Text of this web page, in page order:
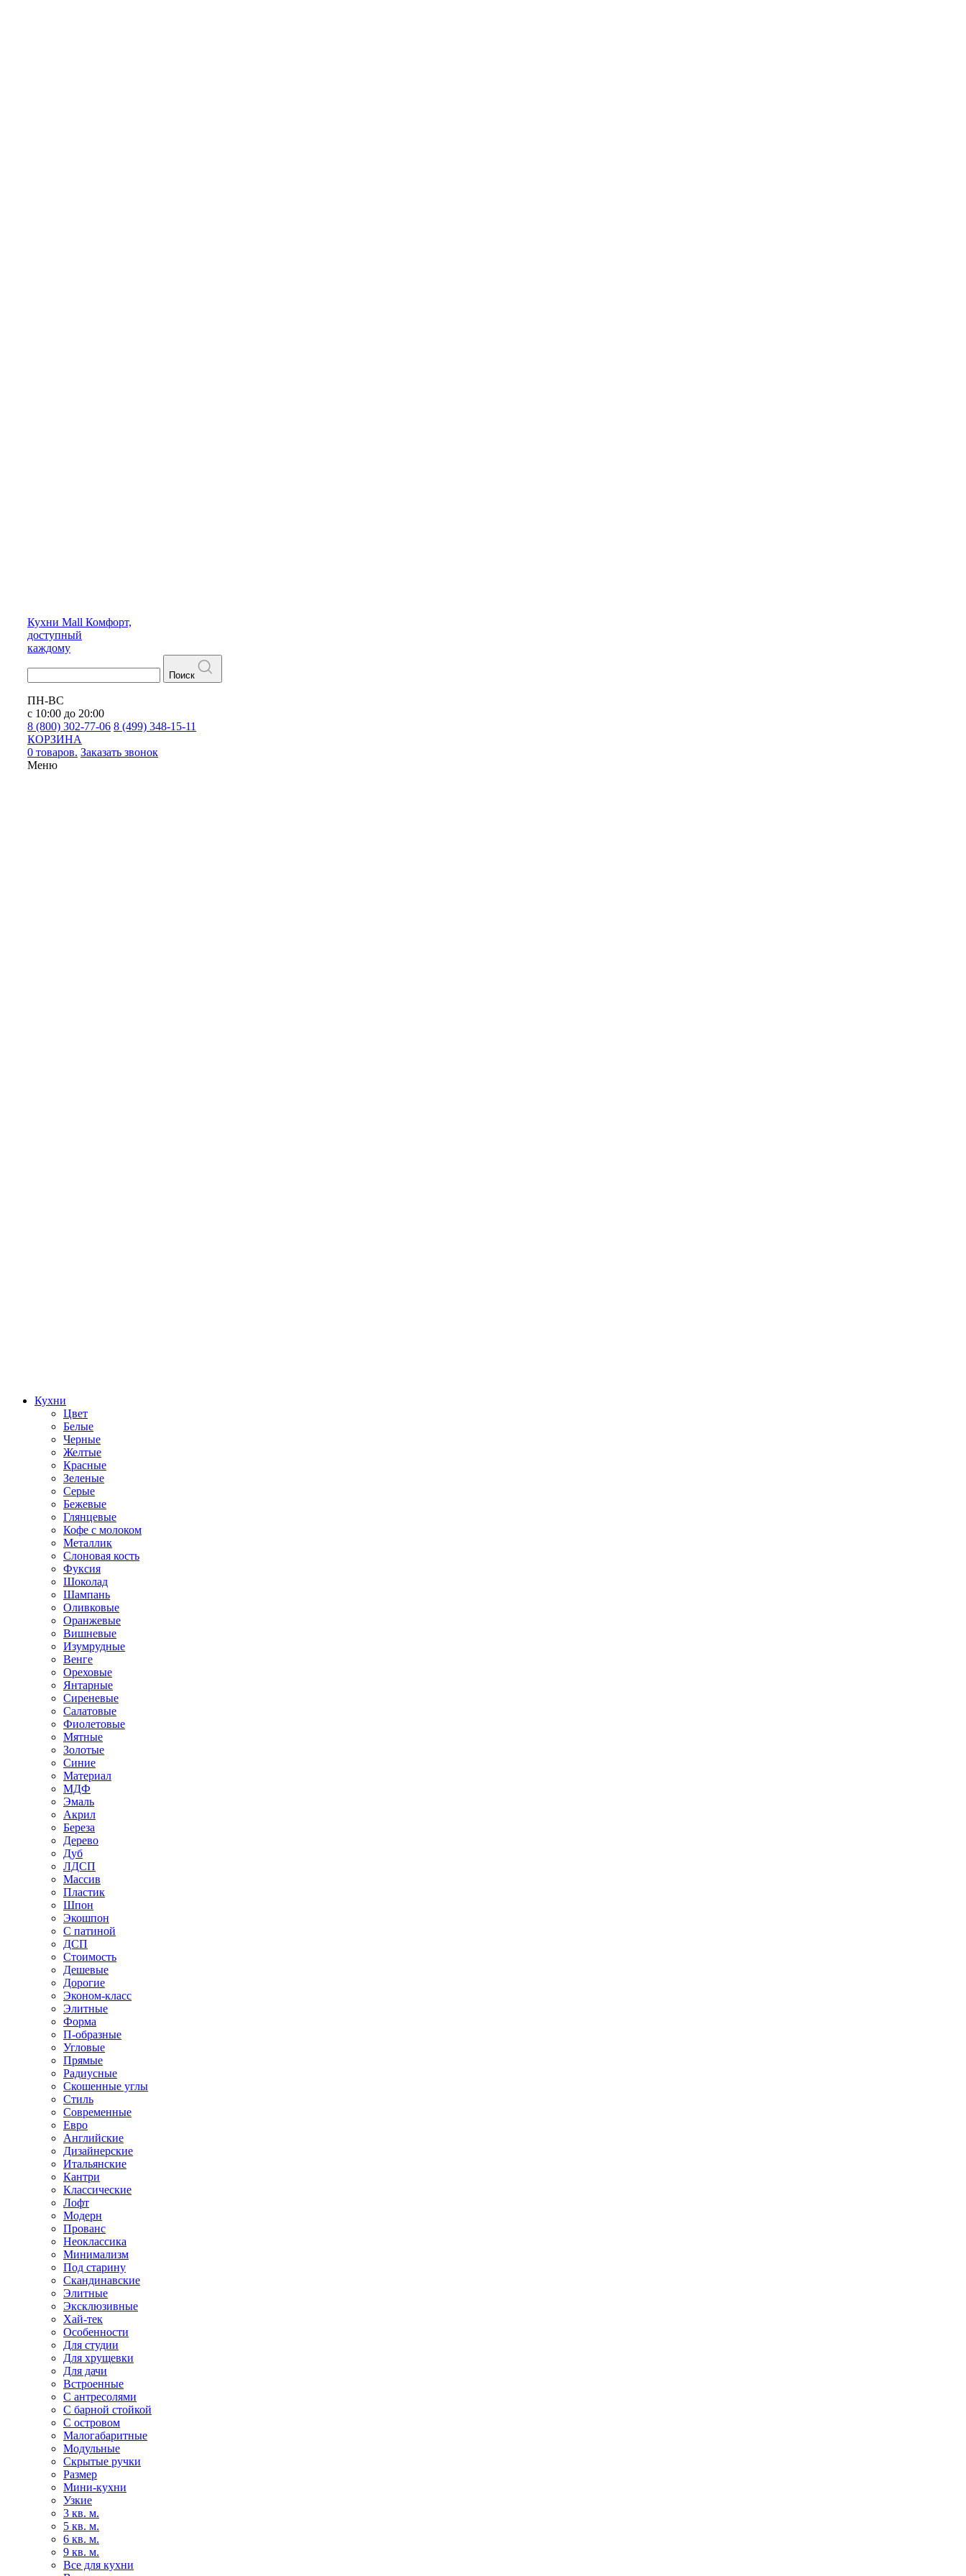
Кухни Mall Комфорт,
доступный
каждому
Поиск
ПН-ВС
с 10:00 до 20:00
8 (800) 302-77-06 8 (499) 348-15-11
КОРЗИНА
0 товаров. Заказать звонок
Меню
Кухни
Цвет
Белые
Черные
Желтые
Красные
Зеленые
Серые
Бежевые
Глянцевые
Кофе с молоком
Металлик
Слоновая кость
Фуксия
Шоколад
Шампань
Оливковые
Оранжевые
Вишневые
Изумрудные
Венге
Ореховые
Янтарные
Сиреневые
Салатовые
Фиолетовые
Мятные
Золотые
Синие
Материал
МДФ
Эмаль
Акрил
Береза
Дерево
Дуб
ЛДСП
Массив
Пластик
Шпон
Экошпон
С патиной
ДСП
Стоимость
Дешевые
Дорогие
Эконом-класс
Элитные
Форма
П-образные
Угловые
Прямые
Радиусные
Скошенные углы
Стиль
Современные
Евро
Английские
Дизайнерские
Итальянские
Кантри
Классические
Лофт
Модерн
Прованс
Неоклассика
Минимализм
Под старину
Скандинавские
Элитные
Эксклюзивные
Хай-тек
Особенности
Для студии
Для хрущевки
Для дачи
Встроенные
С антресолями
С барной стойкой
С островом
Малогабаритные
Модульные
Скрытые ручки
Размер
Мини-кухни
Узкие
3 кв. м.
5 кв. м.
6 кв. м.
9 кв. м.
Все для кухни